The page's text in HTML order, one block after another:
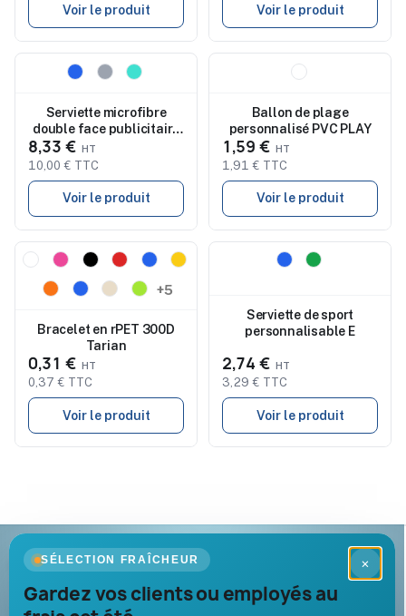
Voir le produit Voir le produit
Nouveau
Serviette microfibre
double face publicitaire
WAXOFF
8,33 €
10,00 € TTC
Voir le produit
Ballon de plage
personnalisé PVC PLAY
1,59 €
1,91 € TTC
Voir le produit
Nouveau
+5
Bracelet en rPET 300D
Tarian
0,31 €
0,37 € TTC
Voir le produit
Serviette de sport
personnalisable E
2,74 €
3,29 € TTC
Voir le produit
×
SÉLECTION FRAÎCHEUR
Gardez vos clients ou employés au
Goodies Pub France
Objets publicitaires · par Promenoch